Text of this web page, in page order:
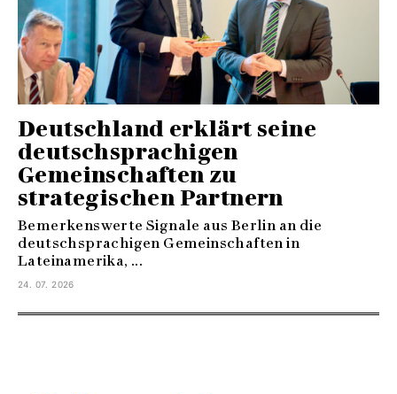
Deutschland erklärt seine
deutschsprachigen
Gemeinschaften zu
strategischen Partnern
Bemerkenswerte Signale aus Berlin an die
deutschsprachigen Gemeinschaften in
Lateinamerika, ...
24. 07. 2026